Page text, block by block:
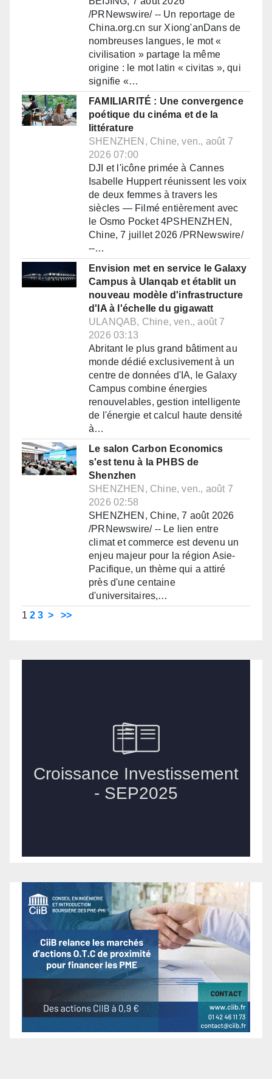
/PRNewswire/ -- Un reportage de
China.org.cn sur Xiong'anDans de
nombreuses langues, le mot «
civilisation » partage la même
origine : le mot latin « civitas », qui
signifie «…
FAMILIARITÉ : Une convergence
poétique du cinéma et de la
littérature
SHENZHEN, Chine, ven., août 7
2026 07:00
DJI et l'icône primée à Cannes
Isabelle Huppert réunissent les voix
de deux femmes à travers les
siècles — Filmé entièrement avec
le Osmo Pocket 4PSHENZHEN,
Chine, 7 juillet 2026 /PRNewswire/
--…
Envision met en service le Galaxy
Campus à Ulanqab et établit un
nouveau modèle d'infrastructure
d'IA à l'échelle du gigawatt
ULANQAB, Chine, ven., août 7
2026 03:13
Abritant le plus grand bâtiment au
monde dédié exclusivement à un
centre de données d'IA, le Galaxy
Campus combine énergies
renouvelables, gestion intelligente
de l'énergie et calcul haute densité
à…
Le salon Carbon Economics
s'est tenu à la PHBS de
Shenzhen
SHENZHEN, Chine, ven., août 7
2026 02:58
SHENZHEN, Chine, 7 août 2026
/PRNewswire/ -- Le lien entre
climat et commerce est devenu un
enjeu majeur pour la région Asie-
Pacifique, un thème qui a attiré
près d'une centaine
d'universitaires,…
1 2 3 > >>